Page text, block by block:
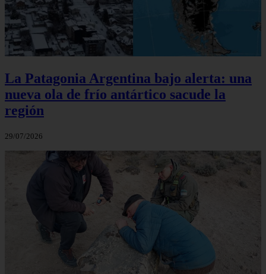
La Patagonia Argentina bajo alerta: una
nueva ola de frío antártico sacude la
región
29/07/2026